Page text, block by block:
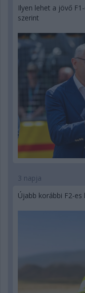
Ilyen lehet a jövő
szerint
3 napja
Újabb korábbi F2-